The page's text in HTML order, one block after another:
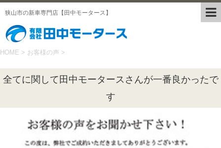
狭山市の新車専門店【田中モータース】
HOME > お客様の声 >
全てに関して田中モータースさんが一番良かったで
す